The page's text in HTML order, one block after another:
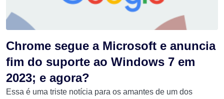
Chrome segue a Microsoft e anuncia
fim do suporte ao Windows 7 em
2023; e agora?
Essa é uma triste notícia para os amantes de um dos